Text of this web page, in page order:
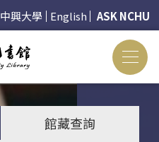
中興大學 English ASK NCHU
館藏查詢